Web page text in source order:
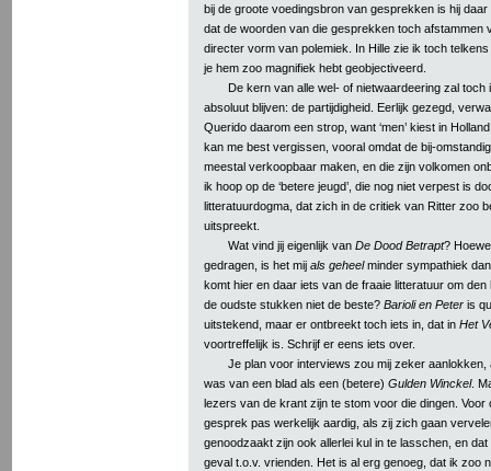
bij de groote voedingsbron van gesprekken is hij daar
dat de woorden van die gesprekken toch afstammen
directer vorm van polemiek. In Hille zie ik toch
je hem zoo magnifiek hebt geobjectiveerd.
De kern van alle wel- of nietwaardeering zal toch
absoluut blijven: de partijdigheid. Eerlijk gezegd,
Querido daarom een strop, want ‘men’ kiest in
kan me best vergissen, vooral omdat de bij-
meestal verkoopbaar maken, en die zijn volkomen
ik hoop op de ‘betere jeugd’, die nog niet verpest is
litteratuurdogma, dat zich in de critiek van Ritter zoo
uitspreekt.
Wat vind jij eigenlijk van De Dood Betrapt?
gedragen, is het mij als geheelminder sympathiek
komt hier en daar iets van de fraaie litteratuur om den
de oudste stukken niet de beste? Barioli en Peter is
uitstekend, maar er ontbreekt toch iets in, dat in Het
voortreffelijk is. Schrijf er eens iets over.
Je plan voor interviews zou mij zeker aanlokken,
was van een blad als een (betere) Gulden Winckel.
lezers van de krant zijn te stom voor die dingen. Voor
gesprek pas werkelijk aardig, als zij zich gaan
genoodzaakt zijn ook allerlei kul in te lasschen, en dat
geval t.o.v. vrienden. Het is al erg genoeg, dat ik zoo